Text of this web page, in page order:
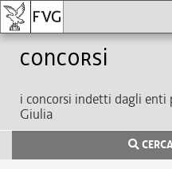
Concorsi
i concorsi indetti dagli enti
Giulia